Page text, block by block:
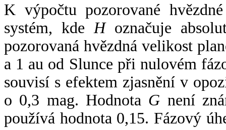
K výpočtu pozorované
systém, kde Hoznačuje
pozorovaná hvězdná velikost
a 1 au od Slunce při nulovém
souvisí s efektem zjasnění v
o 0,3 mag. Hodnota G není
používá hodnota 0,15. Fázový